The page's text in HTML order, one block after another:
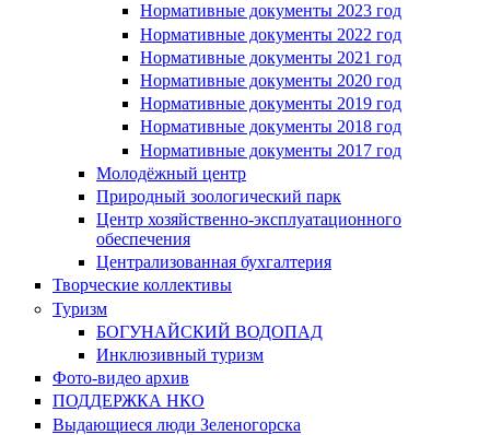
Нормативные документы 2023 год
Нормативные документы 2022 год
Нормативные документы 2021 год
Нормативные документы 2020 год
Нормативные документы 2019 год
Нормативные документы 2018 год
Нормативные документы 2017 год
Молодёжный центр
Природный зоологический парк
Центр хозяйственно-эксплуатационного
обеспечения
Централизованная бухгалтерия
Творческие коллективы
Туризм
БОГУНАЙСКИЙ ВОДОПАД
Инклюзивный туризм
Фото-видео архив
ПОДДЕРЖКА НКО
Выдающиеся люди Зеленогорска